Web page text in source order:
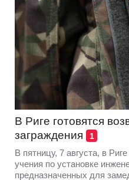
В Риге готовятся
заграждения
1
В пятницу, 7 августа, в
учения по установке
предназначенных для